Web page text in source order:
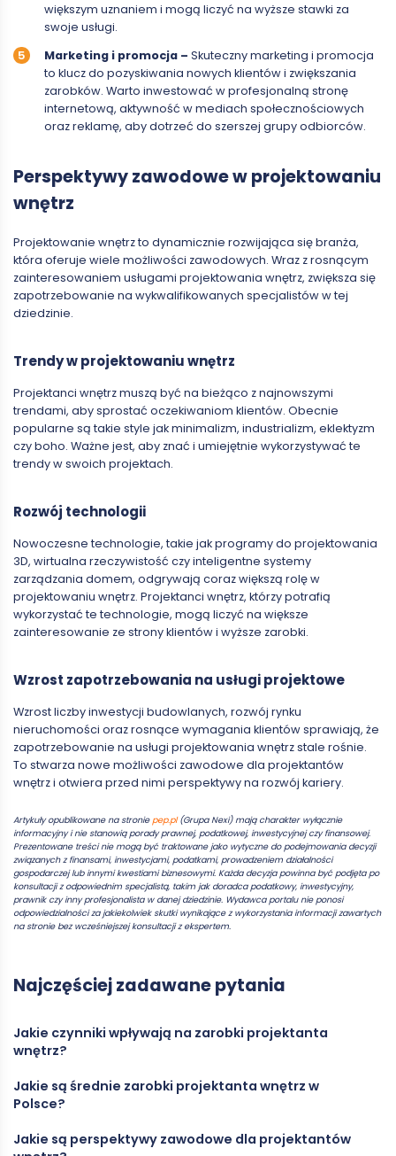
większym uznaniem i mogą liczyć na wyższe stawki za
swoje usługi.
Marketing i promocja –Skuteczny marketing i promocja
to klucz do pozyskiwania nowych klientów i zwiększania
zarobków. Warto inwestować w profesjonalną stronę
internetową, aktywność w mediach społecznościowych
oraz reklamę, aby dotrzeć do szerszej grupy odbiorców.
Perspektywy zawodowe w projektowaniu
wnętrz
Projektowanie wnętrz to dynamicznie rozwijająca się branża,
która oferuje wiele możliwości zawodowych. Wraz z rosnącym
zainteresowaniem usługami projektowania wnętrz, zwiększa się
zapotrzebowanie na wykwalifikowanych specjalistów w tej
dziedzinie.
Trendy w projektowaniu wnętrz
Projektanci wnętrz muszą być na bieżąco z najnowszymi
trendami, aby sprostać oczekiwaniom klientów. Obecnie
popularne są takie style jak minimalizm, industrializm, eklektyzm
czy boho. Ważne jest, aby znać i umiejętnie wykorzystywać te
trendy w swoich projektach.
Rozwój technologii
Nowoczesne technologie, takie jak programy do projektowania
3D, wirtualna rzeczywistość czy inteligentne systemy
zarządzania domem, odgrywają coraz większą rolę w
projektowaniu wnętrz. Projektanci wnętrz, którzy potrafią
wykorzystać te technologie, mogą liczyć na większe
zainteresowanie ze strony klientów i wyższe zarobki.
Wzrost zapotrzebowania na usługi projektowe
Wzrost liczby inwestycji budowlanych, rozwój rynku
nieruchomości oraz rosnące wymagania klientów sprawiają, że
zapotrzebowanie na usługi projektowania wnętrz stale rośnie.
To stwarza nowe możliwości zawodowe dla projektantów
wnętrz i otwiera przed nimi perspektywy na rozwój kariery.
Artykuły opublikowane na stroniepep.pl(Grupa Nexi) mają charakter wyłącznie
informacyjny i nie stanowią porady prawnej, podatkowej, inwestycyjnej czy finansowej.
Prezentowane treści nie mogą być traktowane jako wytyczne do podejmowania decyzji
związanych z finansami, inwestycjami, podatkami, prowadzeniem działalności
gospodarczej lub innymi kwestiami biznesowymi. Każda decyzja powinna być podjęta po
konsultacji z odpowiednim specjalistą, takim jak doradca podatkowy, inwestycyjny,
prawnik czy inny profesjonalista w danej dziedzinie. Wydawca portalu nie ponosi
odpowiedzialności za jakiekolwiek skutki wynikające z wykorzystania informacji zawartych
na stronie bez wcześniejszej konsultacji z ekspertem.
Najczęściej zadawane pytania
Jakie czynniki wpływają na zarobki projektanta
wnętrz?
Zarobki projektanta wnętrz zależą od wielu czynników, takich
jak:
wynagrodzenie.
Jakie są średnie zarobki projektanta wnętrz w
Polsce?
Średnie zarobki projektanta wnętrz w Polsce mogą się różnić w
Jakie są perspektywy zawodowe dla projektantów